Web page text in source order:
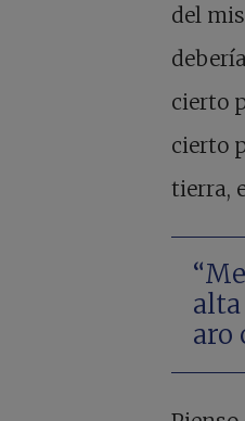
del
cierto
cierto
tierra,
alta
aro